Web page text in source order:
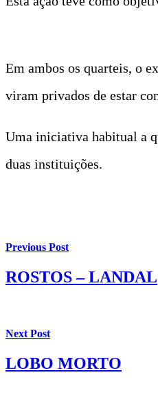
Em ambos os quarteis, o
viram privados de estar
Uma iniciativa habitual a
duas instituições.
Previous Post
ROSTOS – LANDAL
Next Post
LOBO MORTO